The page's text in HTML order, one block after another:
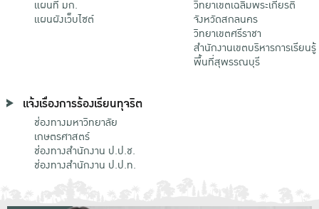
แผนที่ มก.
แผนผังเว็บไซต์
วิทยาเขตเฉลิมพระเกียรติ
จังหวัดสกลนคร
วิทยาเขตศรีราชา
สำนักงานเขตบริหารการเรียนรู้
พื้นที่สุพรรณบุรี
แจ้งเรื่องการร้องเรียนทุจริต
ช่องทางมหาวิทยาลัย
เกษตรศาสตร์
ช่องทางสำนักงาน ป.ป.ช.
ช่องทางสำนักงาน ป.ป.ท.